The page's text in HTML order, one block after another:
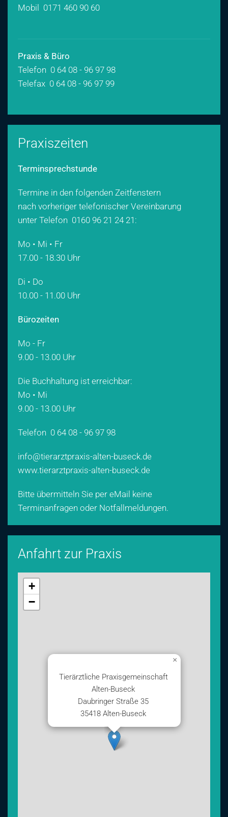
Mobil 0171 460 90 60
Praxis & Büro
Telefon 0 64 08 - 96 97 98
Telefax 0 64 08 - 96 97 99
Praxiszeiten
Terminsprechstunde
Termine in den folgenden Zeitfenstern
nach vorheriger telefonischer Vereinbarung
unter Telefon 0160 96 21 24 21 :
Mo • Mi • Fr
17.00 - 18.30 Uhr
Di • Do
10.00 - 11.00 Uhr
Bürozeiten
Mo - Fr
9.00 - 13.00 Uhr
Die Buchhaltung ist erreichbar:
Mo • Mi
9.00 - 13.00 Uhr
Telefon 0 64 08 - 96 97 98
info@tierarztpraxis-alten-buseck.de
www.tierarztpraxis-alten-buseck.de
Bitte übermitteln Sie per eMail keine
Terminanfragen oder Notfallmeldungen.
Anfahrt zur Praxis
Tierärztliche Praxisgemeinschaft
Alten-Buseck
Daubringer Straße 35
35418 Alten-Buseck
×
+
−